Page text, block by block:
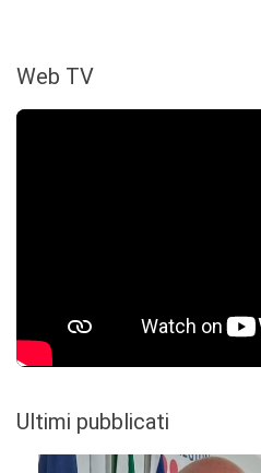
Web TV
Ultimi pubblicati